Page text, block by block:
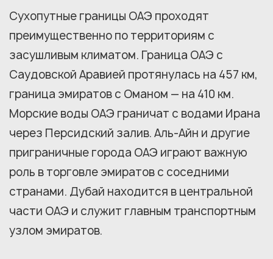
Сухопутные границы ОАЭ проходят
преимущественно по территориям с
засушливым климатом. Граница ОАЭ с
Саудовской Аравией протянулась на 457 км,
граница эмиратов с Оманом — на 410 км.
Морские воды ОАЭ граничат с водами Ирана
через Персидский залив. Аль-Айн и другие
приграничные города ОАЭ играют важную
роль в торговле эмиратов с соседними
странами. Дубай находится в центральной
части ОАЭ и служит главным транспортным
узлом эмиратов.